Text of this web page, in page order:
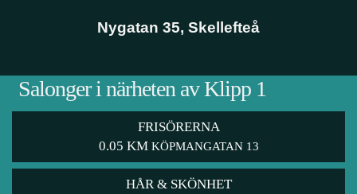
Nygatan 35, Skellefteå
Salonger i närheten av Klipp 1
FRISÖRERNA
0.05 KM KÖPMANGATAN 13
HÅR & SKÖNHET